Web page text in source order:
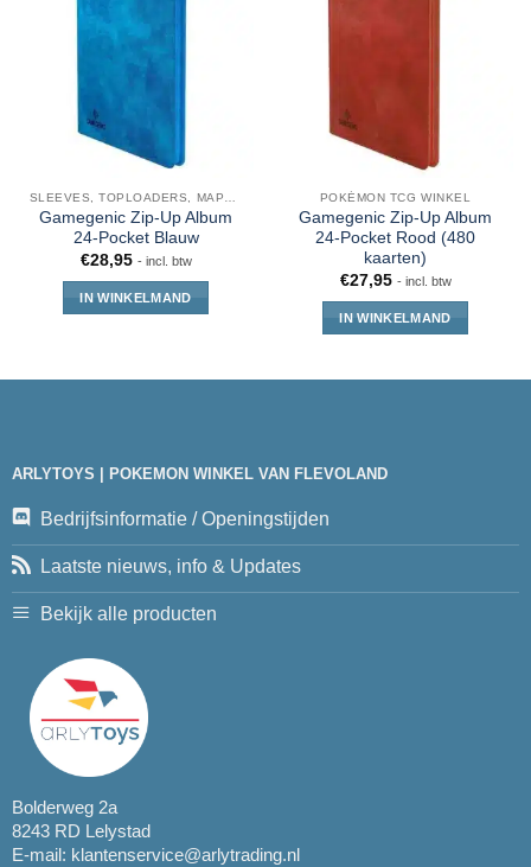
Gamegenic Zip-Up Album
24-Pocket Blauw
€28,95 - incl. btw
IN WINKELMAND
POKÉMON TCG WINKEL
Gamegenic Zip-Up Album
24-Pocket Rood (480
kaarten)
€27,95 - incl. btw
IN WINKELMAND
ARLYTOYS | POKEMON WINKEL VAN FLEVOLAND
Bedrijfsinformatie / Openingstijden
Laatste nieuws, info & Updates
Bekijk alle producten
Bolderweg 2a
8243 RD Lelystad
E-mail: klantenservice@arlytrading.nl